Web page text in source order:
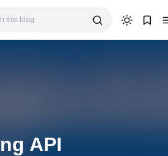
API